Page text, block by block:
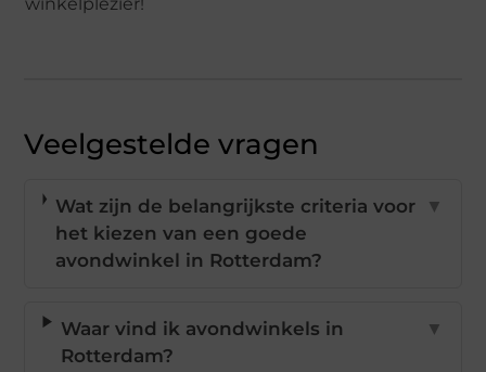
Veelgestelde vragen
Wat zijn de belangrijkste criteria voor
het kiezen van een goede
avondwinkel in Rotterdam?
▼
Waar vind ik avondwinkels in
Rotterdam?
▼